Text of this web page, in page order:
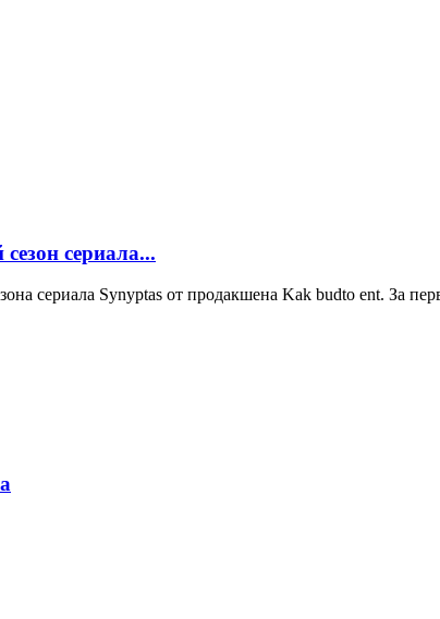
сериала...
сериала Synyptas от продакшена Kak budto ent. За